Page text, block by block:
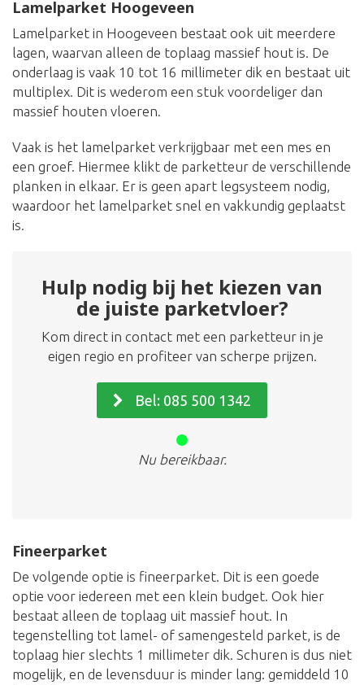
Lamelparket Hoogeveen
Lamelparket in Hoogeveen bestaat ook uit meerdere
lagen, waarvan alleen de toplaag massief hout is. De
onderlaag is vaak 10 tot 16 millimeter dik en bestaat uit
multiplex. Dit is wederom een stuk voordeliger dan
massief houten vloeren.
Vaak is het lamelparket verkrijgbaar met een mes en
een groef. Hiermee klikt de parketteur de verschillende
planken in elkaar. Er is geen apart legsysteem nodig,
waardoor het lamelparket snel en vakkundig geplaatst
is.
Hulp nodig bij het kiezen van
de juiste parketvloer?
Kom direct in contact met een parketteur in je
eigen regio en profiteer van scherpe prijzen.
Bel: 085 500 1342
Nu bereikbaar.
Fineerparket
De volgende optie is fineerparket. Dit is een goede
optie voor iedereen met een klein budget. Ook hier
bestaat alleen de toplaag uit massief hout. In
tegenstelling tot lamel- of samengesteld parket, is de
toplaag hier slechts 1 millimeter dik. Schuren is dus niet
mogelijk, en de levensduur is minder lang: gemiddeld 10